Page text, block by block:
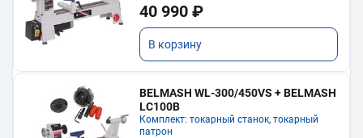
40 990 ₽
В корзину
BELMASH WL-300/450VS + BELMASH
LC100B
Комплект: токарный станок, токарный
патрон